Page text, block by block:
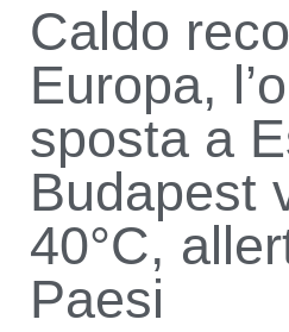
Caldo
Europa,
sposta a
Budapest
40°C,
Paesi